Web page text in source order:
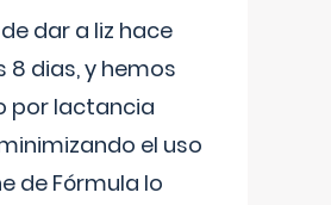
dar a liz hace
8 dias, y hemos
por lactancia
el uso
de Fórmula lo